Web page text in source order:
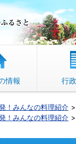
中野市 「
情報 行
！みんなの料理紹介
！みんなの料理紹介